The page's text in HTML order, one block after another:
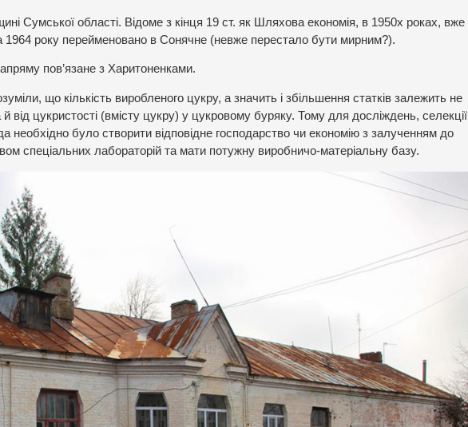
Сумської області. Відоме з кінця 19 ст. як Шляхова економія, в 1950х роках, вже
року перейменовано в Сонячне (невже перестало бути мирним?).
пов’язане з Харитоненками.
що кількість виробленого цукру, а значить і збільшення статків залежить не
від цукристості (вмісту цукру) у цукровому буряку. Тому для досліждень, селекції
необхідно було створити відповідне господарство чи економію з залученням до
спеціальних лабораторій та мати потужну виробничо-матеріальну базу.